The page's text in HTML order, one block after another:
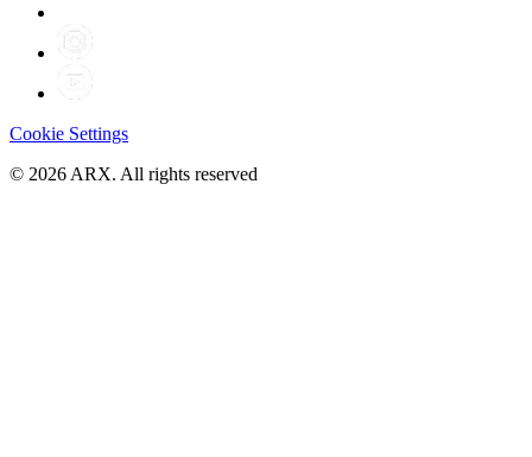
Cookie Settings
© 2026 ARX. All rights reserved